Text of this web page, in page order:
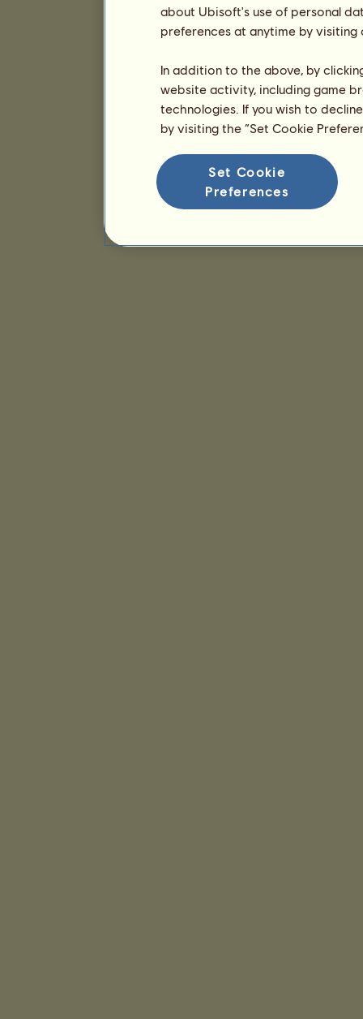
about Ubisoft's use of personal
preferences at anytime by
In addition to the above, by
website activity, including game
technologies. If you wish to
by visiting the “Set Cookie
Set Cookie
Preferences